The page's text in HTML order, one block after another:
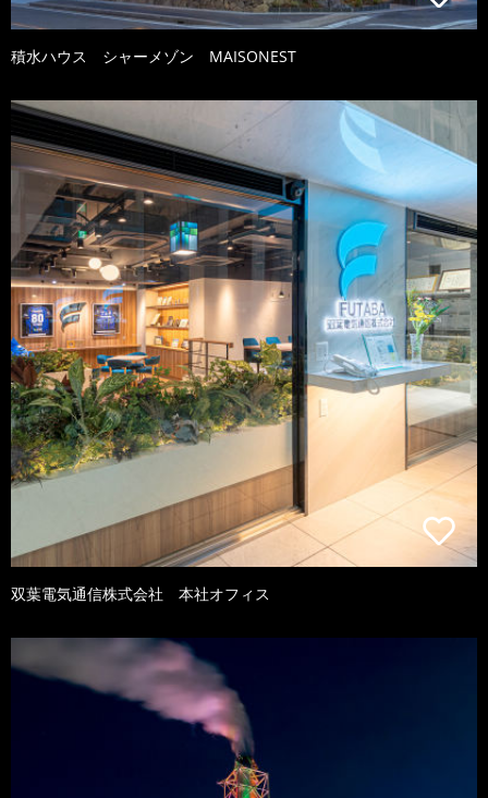
積水ハウス シャーメゾン MAISONEST
双葉電気通信株式会社 本社オフィス